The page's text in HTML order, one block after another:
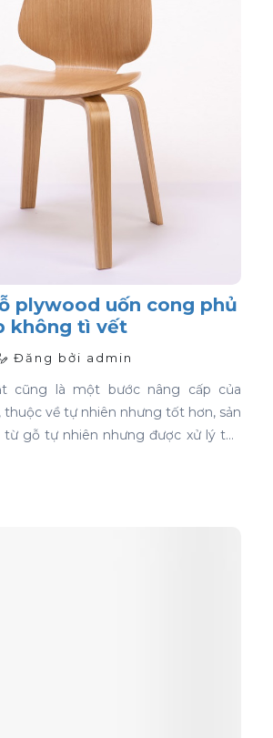
plywood uốn cong phủ
không tì vết
Đăng bởi admin
cũng là một bước nâng cấp của
thuộc về tự nhiên nhưng tốt hơn, sản
gỗ tự nhiên nhưng được xử lý tạo